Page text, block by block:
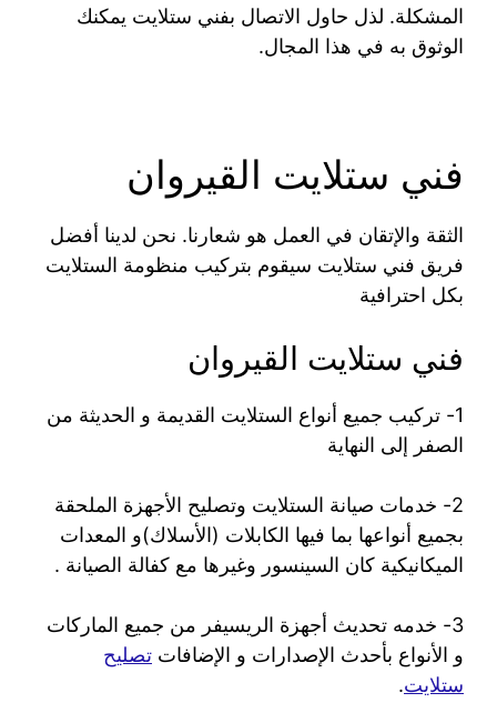
المشكلة. لذل حاول الاتصال بفني ستلايت يمكنك
الوثوق به في هذا المجال.
فني ستلايت القيروان
الثقة والإتقان في العمل هو شعارنا. نحن لدينا أفضل
فريق فني ستلايت سيقوم بتركيب منظومة الستلايت
بكل احترافية
فني ستلايت القيروان
1- تركيب جميع أنواع الستلايت القديمة و الحديثة من
الصفر إلى النهاية
2- خدمات صيانة الستلايت وتصليح الأجهزة الملحقة
بجميع أنواعها بما فيها الكابلات (الأسلاك)و المعدات
الميكانيكية كان السينسور وغيرها مع كفالة الصيانة .
3- خدمه تحديث أجهزة الريسيفر من جميع الماركات
و الأنواع بأحدث الإصدارات و الإضافات تصليح
ستلايت.